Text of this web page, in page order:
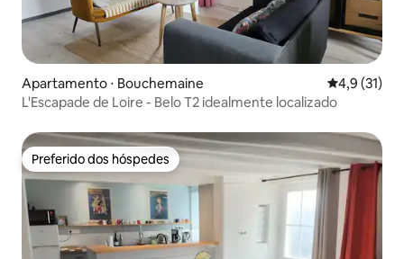
Apartamento ⋅ Bouchemaine 4,9 de uma
4,9 (31)
L'Escapade de Loire - Belo T2 idealmente localizado
Preferido dos hóspedes
Preferido dos hóspedes